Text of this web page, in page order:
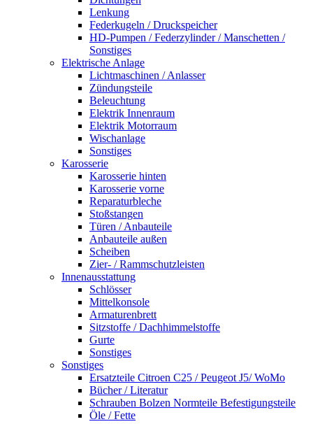
Lenkung
Federkugeln / Druckspeicher
HD-Pumpen / Federzylinder / Manschetten /
Sonstiges
Elektrische Anlage
Lichtmaschinen / Anlasser
Zündungsteile
Beleuchtung
Elektrik Innenraum
Elektrik Motorraum
Wischanlage
Sonstiges
Karosserie
Karosserie hinten
Karosserie vorne
Reparaturbleche
Stoßstangen
Türen / Anbauteile
Anbauteile außen
Scheiben
Zier- / Rammschutzleisten
Innenausstattung
Schlösser
Mittelkonsole
Armaturenbrett
Sitzstoffe / Dachhimmelstoffe
Gurte
Sonstiges
Sonstiges
Ersatzteile Citroen C25 / Peugeot J5/ WoMo
Bücher / Literatur
Schrauben Bolzen Normteile Befestigungsteile
Öle / Fette